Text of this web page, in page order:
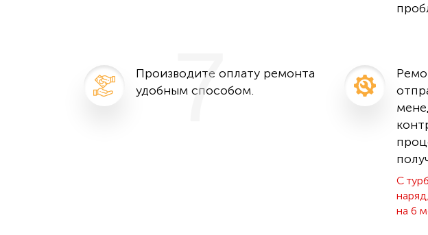
Производите оплату ремонта
удобным способом.
7
С
на 6